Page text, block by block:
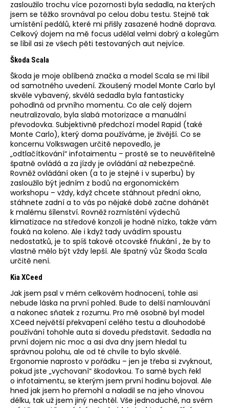
zasloužilo trochu více pozornosti byla sedadla, na kterých
jsem se těžko srovnával po celou dobu testu. Stejně tak
umístění pedálů, které mi přišly zasazené hodně doprava.
Celkový dojem na mě focus udělal velmi dobrý a kolegům
se líbil asi ze všech pěti testovaných aut nejvíce.
Škoda Scala
Škoda je moje oblíbená značka a model Scala se mi líbil
od samotného uvedení. Zkoušený model Monte Carlo byl
skvěle vybavený, skvělá sedadla byla fantasticky
pohodlná od prvního momentu. Co ale celý dojem
neutralizovalo, byla slabá motorizace a manuální
převodovka. Subjektivně předchozí model Rapid (také
Monte Carlo), který doma používáme, je živější. Co se
koncernu Volkswagen určitě nepovedlo, je
„odtlačítkování“ infotaimentu – prostě se to neuvěřitelně
špatně ovládá a za jízdy je ovládání až nebezpečné.
Rovněž ovládání oken (a to je stejné i v superbu) by
zasloužilo být jedním z bodů na ergonomickém
workshopu – vždy, když chcete stáhnout přední okno,
stáhnete zadní a to vás po nějaké době začne dohánět
k malému šílenství. Rovněž rozmístění výdechů
klimatizace na středové konzoli je hodně nízko, takže vám
fouká na koleno. Ale i když tady uvádím spoustu
nedostatků, je to spíš takové otcovské fňukání , že by to
vlastně mělo být vždy lepší. Ale špatný vůz Škoda Scala
určitě není.
Kia XCeed
Jak jsem psal v mém celkovém hodnocení, tohle asi
nebude láska na první pohled. Bude to delší namlouvání
a nakonec sňatek z rozumu. Pro mě osobně byl model
XCeed největší překvapení celého testu a dlouhodobé
používání tohohle auta si dovedu představit. Sedadla na
první dojem nic moc a asi dva dny jsem hledal tu
správnou polohu, ale od té chvíle to bylo skvělé.
Ergonomie naprosto v pořádku – jen je třeba si zvyknout,
pokud jste „vychovaní“ škodovkou. To samé bych řekl
o infotaimentu, se kterým jsem první hodinu bojoval. Ale
hned jak jsem ho přemohl a naladil se na jeho vlnovou
délku, tak už jsem jiný nechtěl. Vše jednoduché, na svém